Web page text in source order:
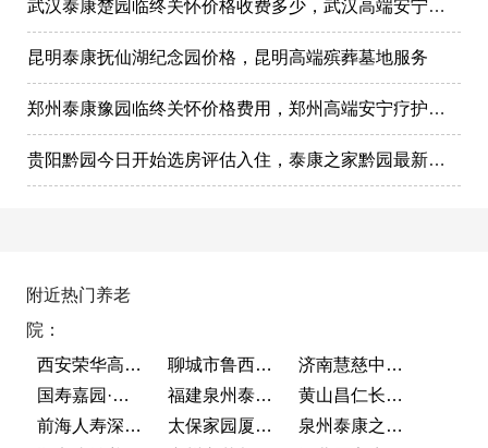
武汉泰康楚园临终关怀价格收费多少，武汉高端安宁疗护，高端殡仪一条龙服务
昆明泰康抚仙湖纪念园价格，昆明高端殡葬墓地服务
郑州泰康豫园临终关怀价格费用，郑州高端安宁疗护在哪里
贵阳黔园今日开始选房评估入住，泰康之家黔园最新动态
附近热门养老
院：
西安荣华高新悦家养老服务有限公司
聊城市鲁西老年护养院
济南慧慈中医康养中心
国寿嘉园·成都乐境
福建泉州泰康之家鲤园
黄山昌仁长者颐养中心
前海人寿深圳幸福之家
太保家园厦门国际颐养社区
泉州泰康之家鲤园